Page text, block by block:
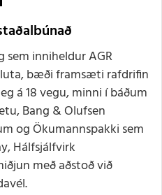
inniheldur AGR
bæði framsæti rafdrifin
á 18 vegu, minni í báðum
Bang & Olufsen
og Ökumannspakki sem
Hálfsjálfvirk
með aðstoð við